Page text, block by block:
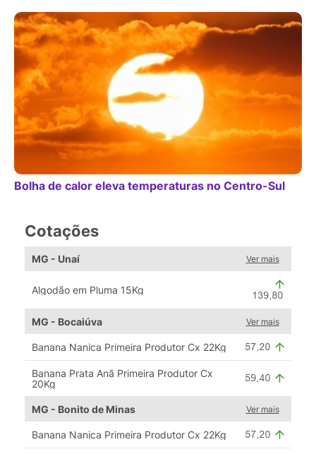
Bolha de calor eleva temperaturas no Centro-Sul
Cotações
MG - Unaí Ver mais
Algodão em Pluma 15Kg
MG - Bocaiúva Ver mais
Banana Nanica Primeira Produtor Cx 22Kg
Banana Prata Anã Primeira Produtor Cx
20Kg
MG - Bonito de Minas Ver mais
Banana Nanica Primeira Produtor Cx 22Kg